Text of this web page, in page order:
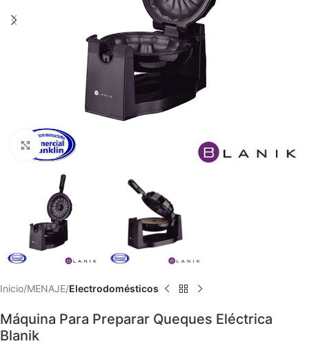
Haga clic para ampliar
Inicio MENAJE Electrodomésticos
Máquina Para Preparar Queques Eléctrica
Blanik